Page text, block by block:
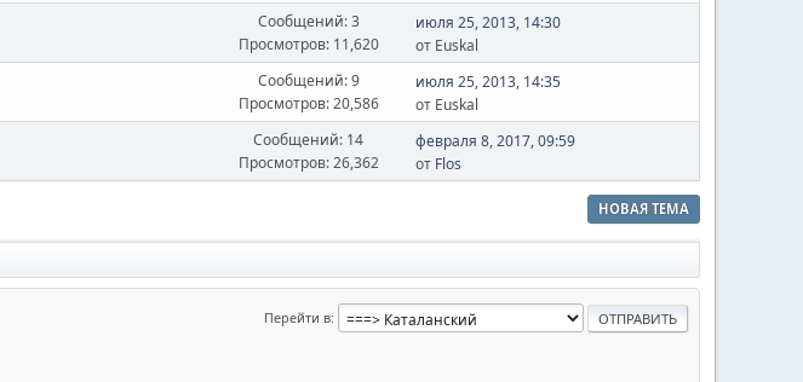
Сообщений: 3
Просмотров: 11,620
июля 25, 2013, 14:30
от Euskal
Сообщений: 9
Просмотров: 20,586
июля 25, 2013, 14:35
от Euskal
Сообщений: 14
Просмотров: 26,362
февраля 8, 2017, 09:59
от Flos
НОВАЯ ТЕМА
Перейти в